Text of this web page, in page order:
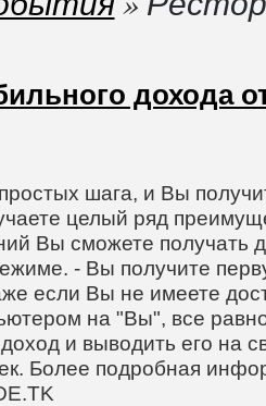
дохода
шага, и Вы
целый ряд
Вы сможете получать
- Вы получите
если Вы не имеете
на "Вы", все
и выводить его на
Более подробная